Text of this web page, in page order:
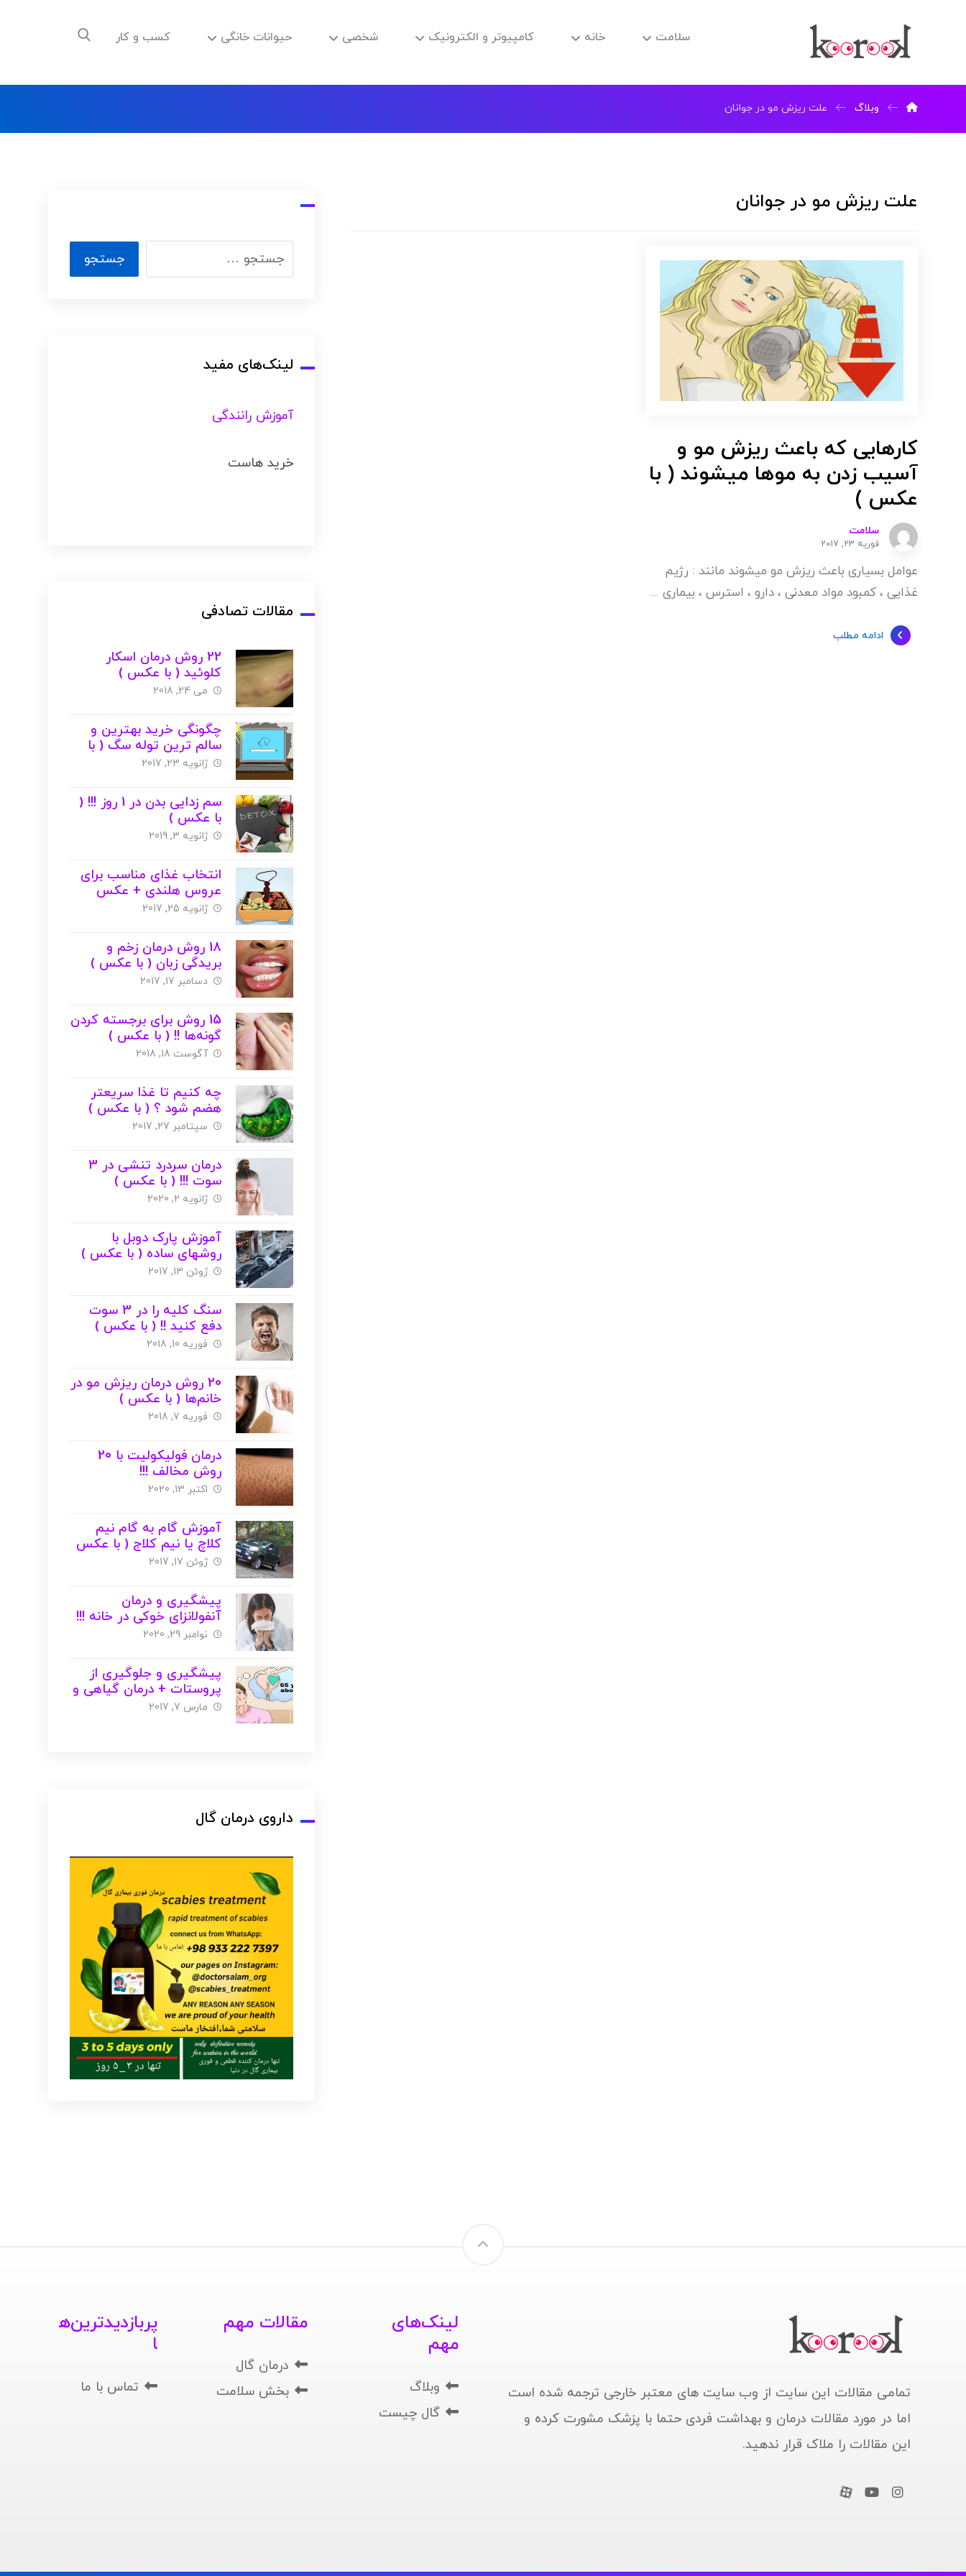
سلامت خانه کامپیوتر و الکترونیک شخصی حیوانات خانگی کسب و کار
وبلاگ علت ریزش مو در جوانان
علت ریزش مو در جوانان
کارهایی که باعث ریزش مو و
آسیب زدن به موها میشوند ( با
عکس )
سلامت
فوریه 23, 2017
عوامل بسیاری باعث ریزش مو میشوند مانند : رژیم
غذایی ، کمبود مواد معدنی ، دارو ، استرس ، بیماری ...
ادامه مطلب
لینک‌های مفید
آموزش رانندگی
خرید هاست
مقالات تصادفی
22 روش درمان اسکار
کلوئید ( با عکس )
می 24, 2018
چگونگی خرید بهترین و
سالم ترین توله سگ ( با
عکس )
ژانویه 23, 2017
سم زدایی بدن در 1 روز !!! (
با عکس )
ژانویه 3, 2019
انتخاب غذای مناسب برای
عروس هلندی + عکس
ژانویه 25, 2017
18 روش درمان زخم و
بریدگی زبان ( با عکس )
دسامبر 17, 2017
15 روش برای برجسته کردن
گونه‌ها !! ( با عکس )
آگوست 18, 2018
چه کنیم تا غذا سریعتر
هضم شود ؟ ( با عکس )
سپتامبر 27, 2017
درمان سردرد تنشی در 3
سوت !!! ( با عکس )
ژانویه 2, 2020
آموزش پارک دوبل با
روشهای ساده ( با عکس )
ژوئن 13, 2017
سنگ کلیه را در 3 سوت
دفع کنید !! ( با عکس )
فوریه 10, 2018
20 روش درمان ریزش مو در
خانم‌ها ( با عکس )
فوریه 7, 2018
درمان فولیکولیت با 20
روش مخالف !!!
اکتبر 13, 2020
آموزش گام به گام نیم
کلاچ یا نیم کلاج ( با عکس
)
ژوئن 17, 2017
پیشگیری و درمان
آنفولانزای خوکی در خانه !!!
نوامبر 29, 2020
پیشگیری و جلوگیری از
پروستات + درمان گیاهی و
خانگی + عکس
مارس 7, 2017
داروی درمان گال
تمامی مقالات این سایت از وب سایت های معتبر خارجی ترجمه شده است
اما در مورد مقالات درمان و بهداشت فردی حتما با پزشک مشورت کرده و
این مقالات را ملاک قرار ندهید.
لینک‌های
مهم
وبلاگ
گال چیست
مقالات مهم
درمان گال
بخش سلامت
پربازدیدترین‌ه
ا
تماس با ما